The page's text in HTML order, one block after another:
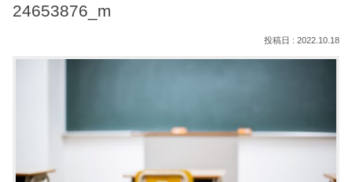
24653876_m
2022.10.18